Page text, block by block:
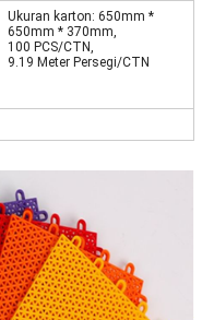
Ukuran karton: 650mm *
650mm * 370mm,
100 PCS/CTN,
9.19 Meter Persegi/CTN